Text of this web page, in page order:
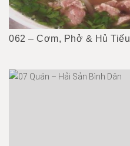
062 – Cơm, Phở & Hủ Tiếu